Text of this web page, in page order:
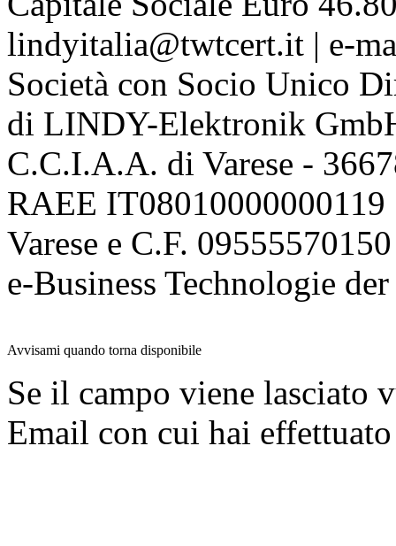
lindyitalia@twtcert.it | e-
Società con Socio Unico
di LINDY-Elektronik
C.C.I.A.A. di Varese -
RAEE
Varese e C.F. 09555570150
e-Business Technologie
Avvisami quando torna disponibile
Se il campo viene lasciato
Email con cui hai